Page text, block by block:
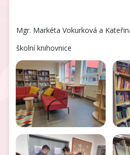
Mgr. Markéta Vokurková a
školní knihovnice